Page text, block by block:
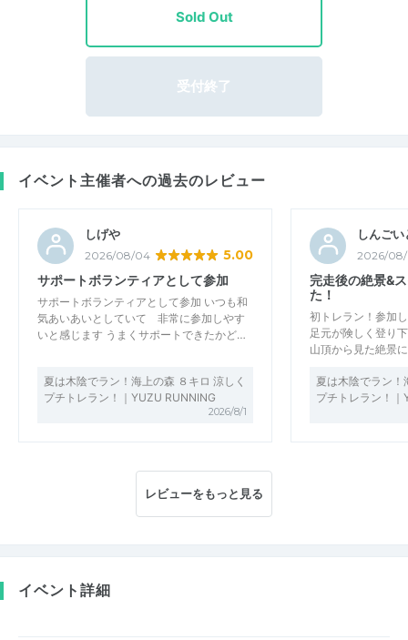
Sold Out
受付終了
イベント主催者への過去のレビュー
しげや
2026/08/04 5.00
サポートボランティアとして参加
サポートボランティアとして参加 いつも和
気あいあいとしていて 非常に参加しやす
いと感じます うまくサポートできたかど…
夏は木陰でラン！海上の森 ８キロ 涼しく
プチトレラン！｜YUZU RUNNING
2026/8/1
しんごい
2026/
完走後の絶景&
た！
初トレラン！参加
足元が険しく登り
山頂から見た絶景
夏は木陰でラン！
プチトレラン！
レビューをもっと見る
イベント詳細